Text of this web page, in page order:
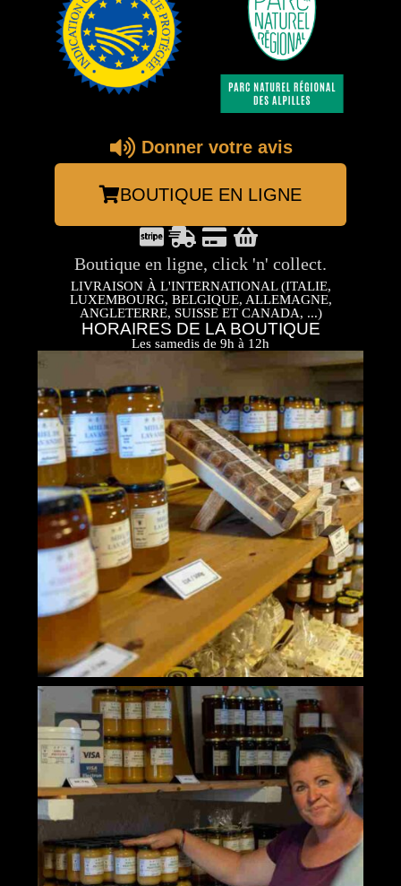
Donner votre avis
BOUTIQUE EN LIGNE
Boutique en ligne, click 'n' collect.
LIVRAISON À L'INTERNATIONAL (ITALIE,
LUXEMBOURG, BELGIQUE, ALLEMAGNE,
ANGLETERRE, SUISSE ET CANADA, ...)
HORAIRES DE LA BOUTIQUE
Les samedis de 9h à 12h